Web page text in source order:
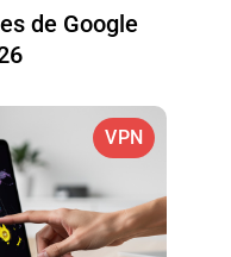
de Google
VPN